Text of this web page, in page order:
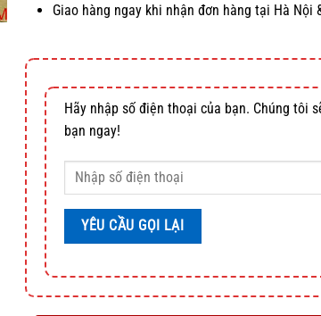
Giao hàng ngay khi nhận đơn hàng tại Hà Nội
Hãy nhập số điện thoại của bạn. Chúng tôi
bạn ngay!